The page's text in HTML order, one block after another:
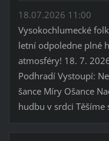
18.07.2026 11:00
Vysokochlumecké
letní odpoledne plné
atmosféry! 18. 7.
Podhradí Vystoupí:
šance Míry Ošance
hudbu v srdci Těšíme